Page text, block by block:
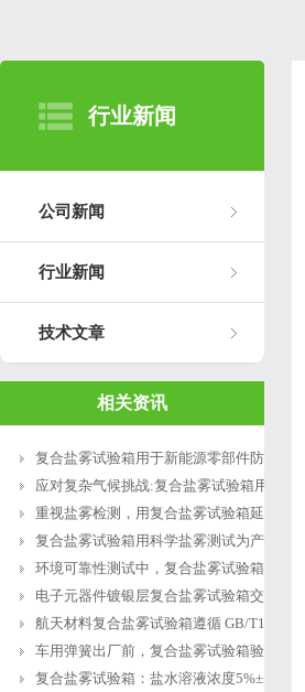
行业新闻
公司新闻
行业新闻
技术文章
相关资讯
复合盐雾试验箱用于新能源零部件防腐测
应对复杂气候挑战:复合盐雾试验箱用于涂
重视盐雾检测，用复合盐雾试验箱延长产
复合盐雾试验箱用科学盐雾测试为产品研
环境可靠性测试中，复合盐雾试验箱缺水
电子元器件镀银层复合盐雾试验箱交变盐
航天材料复合盐雾试验箱遵循 GB/T12967.3
车用弹簧出厂前，复合盐雾试验箱验证盐
复合盐雾试验箱：盐水溶液浓度5%±1%的配